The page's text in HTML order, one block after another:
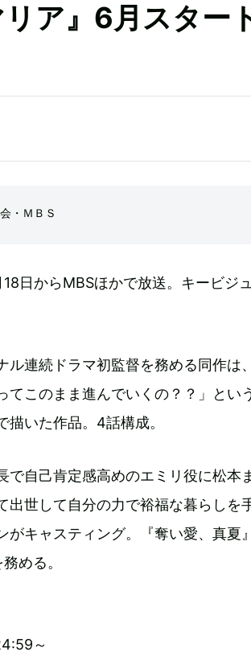
ア』6月スター
・ＭＢＳ
日からMBSほかで放送。キービジ
ル連続ドラマ初監督を務める同作は
てこのまま進んでいくの？？」とい
いた作品。4話構成。
自己肯定感高めのエミリ役に松本
世して自分の力で裕福な暮らしを
がキャスティング。『奪い愛、真夏
める。
～